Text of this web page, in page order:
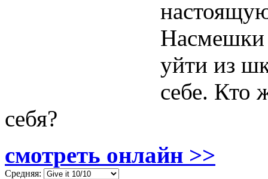
Насмешки
уйти из
себе. Кто
себя?
смотреть онлайн >>
Средняя: